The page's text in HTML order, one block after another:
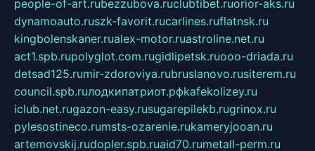
people-of-art.rubezzubova.ruclubtibet.ruorior-aks.ru
dynamoauto.ruszk-favorit.rucarlines.ruflatnsk.ru
kingbolenskaner.rualex-motor.ruastroline.net.ru
act1.spb.rupolyglot.com.rugidlipetsk.ruooo-driada.ru
detsad125.rumir-zdoroviya.rubruslanovo.rusiterem.ru
council.spb.ruлодкипатриот.рфkafekolizey.ru
iclub.net.rugazon-easy.rusugarepilekb.rugrinox.ru
pylesostineco.rumsts-ozarenie.rukameryjooan.ru
artemovskij.rudopler.spb.ruaid70.rumetall-perm.ru